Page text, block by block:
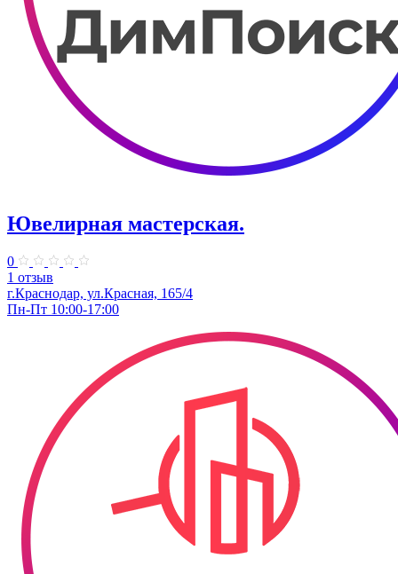
Ювелирная мастерская.
0
1 отзыв
г.Краснодар, ул.​Красная, 165/4
Пн-Пт 10:00-17:00